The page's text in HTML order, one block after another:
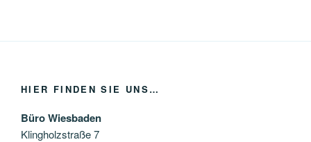
HIER FINDEN SIE UNS…
Büro Wiesbaden
Klingholzstraße 7